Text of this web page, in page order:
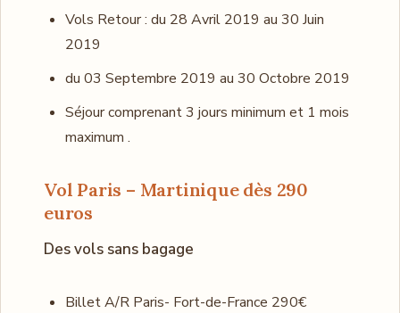
Vols Retour : du 28 Avril 2019 au 30 Juin
2019
du 03 Septembre 2019 au 30 Octobre 2019
Séjour comprenant 3 jours minimum et 1 mois
maximum .
Vol Paris – Martinique dès 290
euros
Des vols sans bagage
Billet A/R Paris- Fort-de-France 290€